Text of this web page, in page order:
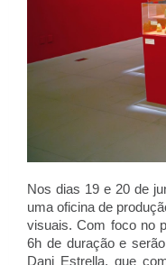
Nos dias 19 e 20 de
uma oficina de
visuais. Com foco no
6h de duração e
Dani Estrella, que